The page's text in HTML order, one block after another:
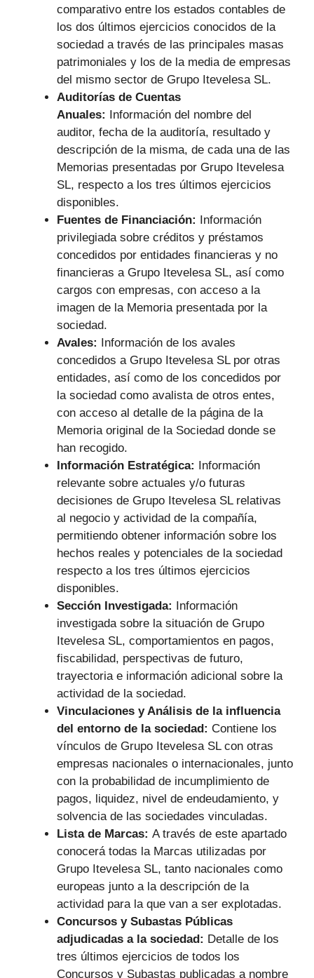
comparativo entre los estados contables de
los dos últimos ejercicios conocidos de la
sociedad a través de las principales masas
patrimoniales y los de la media de empresas
del mismo sector de Grupo Itevelesa SL.
Auditorías de Cuentas
Anuales: Información del nombre del
auditor, fecha de la auditoría, resultado y
descripción de la misma, de cada una de las
Memorias presentadas por Grupo Itevelesa
SL, respecto a los tres últimos ejercicios
disponibles.
Fuentes de Financiación: Información
privilegiada sobre créditos y préstamos
concedidos por entidades financieras y no
financieras a Grupo Itevelesa SL, así como
cargos con empresas, con acceso a la
imagen de la Memoria presentada por la
sociedad.
Avales: Información de los avales
concedidos a Grupo Itevelesa SL por otras
entidades, así como de los concedidos por
la sociedad como avalista de otros entes,
con acceso al detalle de la página de la
Memoria original de la Sociedad donde se
han recogido.
Información Estratégica: Información
relevante sobre actuales y/o futuras
decisiones de Grupo Itevelesa SL relativas
al negocio y actividad de la compañía,
permitiendo obtener información sobre los
hechos reales y potenciales de la sociedad
respecto a los tres últimos ejercicios
disponibles.
Sección Investigada: Información
investigada sobre la situación de Grupo
Itevelesa SL, comportamientos en pagos,
fiscabilidad, perspectivas de futuro,
trayectoria e información adicional sobre la
actividad de la sociedad.
Vinculaciones y Análisis de la influencia
del entorno de la sociedad: Contiene los
vínculos de Grupo Itevelesa SL con otras
empresas nacionales o internacionales, junto
con la probabilidad de incumplimiento de
pagos, liquidez, nivel de endeudamiento, y
solvencia de las sociedades vinculadas.
Lista de Marcas: A través de este apartado
conocerá todas la Marcas utilizadas por
Grupo Itevelesa SL, tanto nacionales como
europeas junto a la descripción de la
actividad para la que van a ser explotadas.
Concursos y Subastas Públicas
adjudicadas a la sociedad: Detalle de los
tres últimos ejercicios de todos los
Concursos y Subastas publicadas a nombre